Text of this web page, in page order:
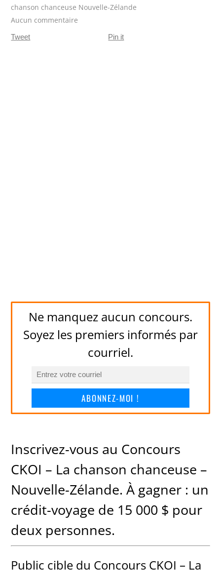
chanson chanceuse Nouvelle-Zélande
Aucun commentaire
Tweet Pin it
Ne manquez aucun concours.
Soyez les premiers informés par
courriel.
ABONNEZ-MOI !
Inscrivez-vous au Concours
CKOI – La chanson chanceuse –
Nouvelle-Zélande. À gagner : un
crédit-voyage de 15 000 $ pour
deux personnes.
Public cible du Concours CKOI – La